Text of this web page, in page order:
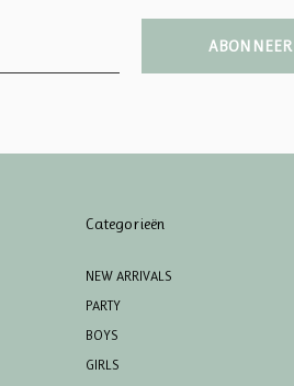
ABONNEER
Categorieën
NEW ARRIVALS
PARTY
BOYS
GIRLS